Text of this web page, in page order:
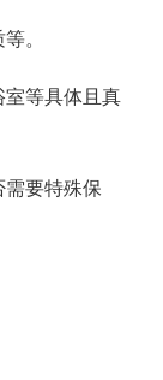
。
室等具体且真
需要特殊保